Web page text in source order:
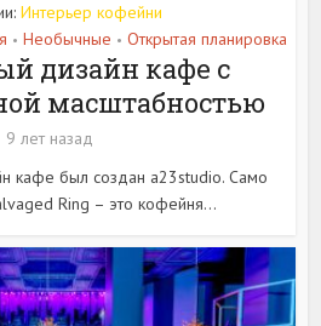
Интерьер кофейни
• Необычные • Открытая планировка
дизайн кафе с
масштабностью
9 лет назад
кафе был создан a23studio. Само
Ring – это кофейня...